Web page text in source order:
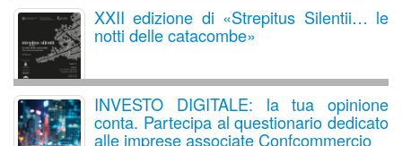
XXII edizione di «Strepitus Silentii… le
notti delle catacombe»
INVESTO DIGITALE: la tua opinione
conta. Partecipa al questionario dedicato
alle imprese associate Confcommercio